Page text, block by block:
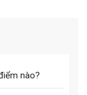
nào?